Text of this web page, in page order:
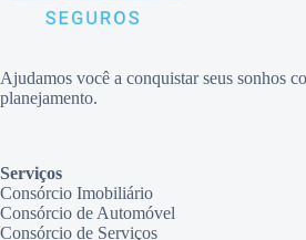
Ajudamos você a conquistar seus sonhos
planejamento.
Serviços
Consórcio Imobiliário
Consórcio de Automóvel
Consórcio de Serviços